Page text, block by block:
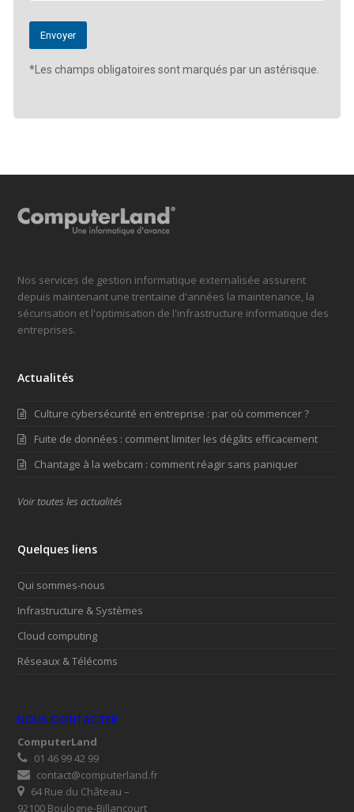
*Les champs obligatoires sont marqués par un astérisque.
Nos services de gestion informatique externalisée assurent
depuis maintenant une trentaine d'années la maintenance, la
sécurisation et l'optimisation de l'infrastructure informatique des
entreprises.
Actualités
Culture cybersécurité en entreprise : par où commencer ?
Fuite de données : comment limiter les dégâts efficacement
Chantage à la webcam : comment réagir sans paniquer
Voir toutes les actualités
Quelques liens
Qui sommes-nous
Infrastructure & Systèmes
Cloud computing
Réseaux & Télécoms
NOUS CONTACTER
ComputerLand
01 46 99 42 99
contact@computerland.fr
64 Rue du Château –
92100 Boulogne-Billancourt